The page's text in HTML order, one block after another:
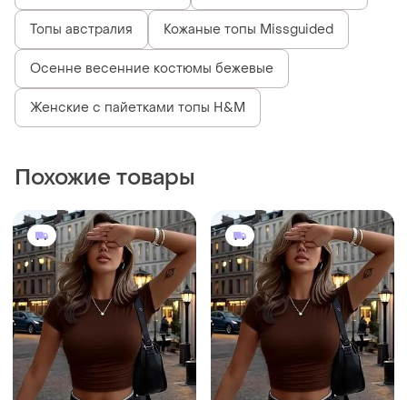
Топы австралия Кожаные топы Missguided
Осенне весенние костюмы бежевые
Женские с пайетками топы H&M
Похожие товары